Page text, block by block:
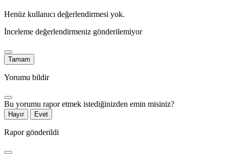
Henüz kullanıcı değerlendirmesi yok.
İnceleme değerlendirmeniz gönderilemiyor
Tamam
Yorumu bildir
Bu yorumu rapor etmek istediğinizden emin misiniz?
Hayır Evet
Rapor gönderildi